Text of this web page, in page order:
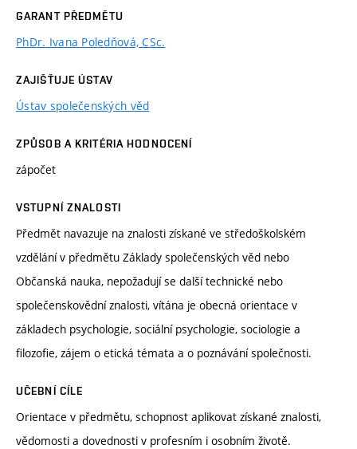
GARANT PŘEDMĚTU
PhDr. Ivana Poledňová, CSc.
ZAJIŠŤUJE ÚSTAV
Ústav společenských věd
ZPŮSOB A KRITÉRIA HODNOCENÍ
zápočet
VSTUPNÍ ZNALOSTI
Předmět navazuje na znalosti získané ve středoškolském
vzdělání v předmětu Základy společenských věd nebo
Občanská nauka, nepožadují se další technické nebo
společenskovědní znalosti, vítána je obecná orientace v
základech psychologie, sociální psychologie, sociologie a
filozofie, zájem o etická témata a o poznávání společnosti.
UČEBNÍ CÍLE
Orientace v předmětu, schopnost aplikovat získané znalosti,
vědomosti a dovednosti v profesním i osobním životě.